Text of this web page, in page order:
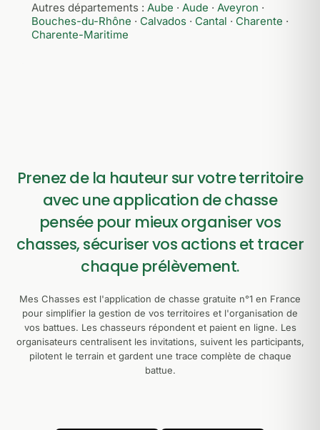
Autres départements : Aube · Aude · Aveyron ·
Bouches-du-Rhône · Calvados · Cantal · Charente ·
Charente-Maritime
Prenez de la hauteur sur votre territoire
avec une application de chasse
pensée pour mieux organiser vos
chasses, sécuriser vos actions et tracer
chaque prélèvement.
Mes Chasses est l'application de chasse gratuite n°1 en France
pour simplifier la gestion de vos territoires et l'organisation de
vos battues. Les chasseurs répondent et paient en ligne. Les
organisateurs centralisent les invitations, suivent les participants,
pilotent le terrain et gardent une trace complète de chaque
battue.